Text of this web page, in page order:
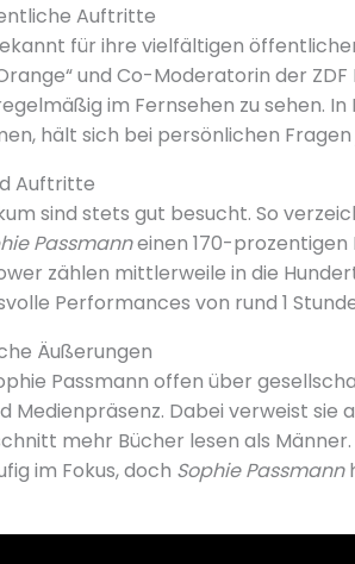
Auftritte
für ihre vielfältigen
und Co-Moderatorin der ZDF
im Fernsehen zu sehen.
hält sich bei persönlichen Fragen
Auftritte
sind stets gut besucht. So
Passmanneinen 170-prozentigen
zählen mittlerweile in die
Performances von rund 1
Äußerungen
Passmann offen über
Dabei verweist sie
mehr Bücher lesen als
im Fokus, doch Sophie Passmann